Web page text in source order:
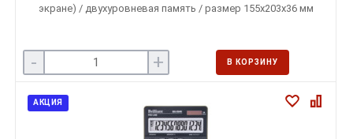
экране) / двухуровневая память / размер 155х203х36 мм
- + В КОРЗИНУ
АКЦИЯ